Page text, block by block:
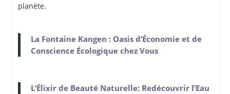
planète.
La Fontaine Kangen : Oasis d’Économie et de
Conscience Écologique chez Vous
L’Élixir de Beauté Naturelle: Redécouvrir l’Eau